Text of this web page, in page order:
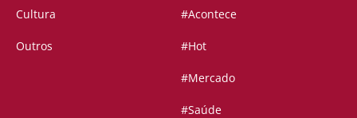
Cultura
Outros
#Acontece
#Hot
#Mercado
#Saúde